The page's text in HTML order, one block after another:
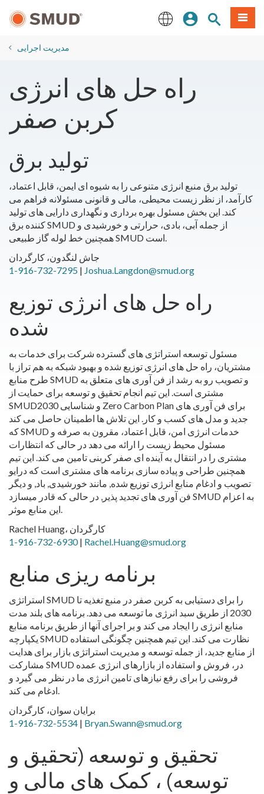
اصلی
ورودسایتمنو
​مدیریت اجرایی
راه حل های انرژی
کربن صفر
تولید برق منبع انرژی متنوعی را به شیوه ای ایمن، قابل اعتماد،
کارآمد، از نظر زیست محیطی، مالی و قانونی مسئولانه فراهم می
کند. این بخش مسئول بهره برداری و نگهداری دارایی های تولید
کننده برق SMUD از جمله آبی، بادی، حرارتی و خورشیدی و
همچنین خط لوله گاز طبیعی SMUD است.
جاش لنگدون، کارگردان
1-916-732-7295 | Joshua.Langdon@smud.org
راه حل های انرژی توزیع
شده
مسئول توسعه استراتژی های گسترده شرکت برای خدمات به
مشتریان، راه حل های انرژی توزیع شده و بهبود شبکه به هم تراز با
طرح منابع SMUD و تصویب رو به رشد از فن آوری های متعلق به
مشتری است. این تیم انجام تحقیق و توسعه برای حمایت از
SMUDو شناسایی 2030 Zero Carbon Plan برای فن آوری های
جدید و مدل های کسب و کار. این تلاش ها اطمینان حاصل می کند
که SMUD خدمات انرژی امن، قابل اعتماد، مقرون به صرفه و
مسئول محیط زیست را ارائه می دهد در حالی که انتظارات
مشتری را در انتقال به آینده ای صفر کربنی تامین می کند. این تیم
همچنین طراحی و پیاده سازی برنامه های مشتری است که درایو
تصویب و ادغام منابع انرژی توزیع شده, مانند خورشیدی, باد, و دیگر
فن آوری های تجدید پذیر, در حالی که قادر میسازد SMUD به اعزام
این منابع موثر.
Rachel Huang، کارگردان
1-916-732-6930| Rachel.Huang@smud.org
برنامه ریزی منابع
استراتژی SMUD را برای دستیابی به کربن صفر در منبع تغذیه تا
2030 از طریق سبد انرژی ما توسعه می دهد. برنامه های بلند مدت
منابع انرژی را ایجاد می کند و بر اجرای آنها از طریق برنامه منابع
یکپارچه SMUD نظارت می کند. این تیم همچنین چگونگی استفاده
از منابع جدید، از جمله توسعه و مدیریت استراتژی بازار برای هدایت
مشارکت SMUD در، فروش و استفاده از بازارهای انرژی عمده
فروشی را برای رفع نیازهای تامین انرژی ما در نظر می گیرد و
ادغام می کند.
برایان سوان، کارگردان
1-916-732-5534 | Bryan.Swann@smud.org
تحقیق و توسعه (تحقیق و
توسعه) ، کمک های مالی و